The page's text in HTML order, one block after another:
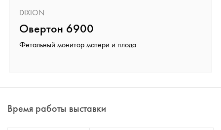
DIXION
Овертон 6900
Фетальный монитор матери и плода
Время работы выставки